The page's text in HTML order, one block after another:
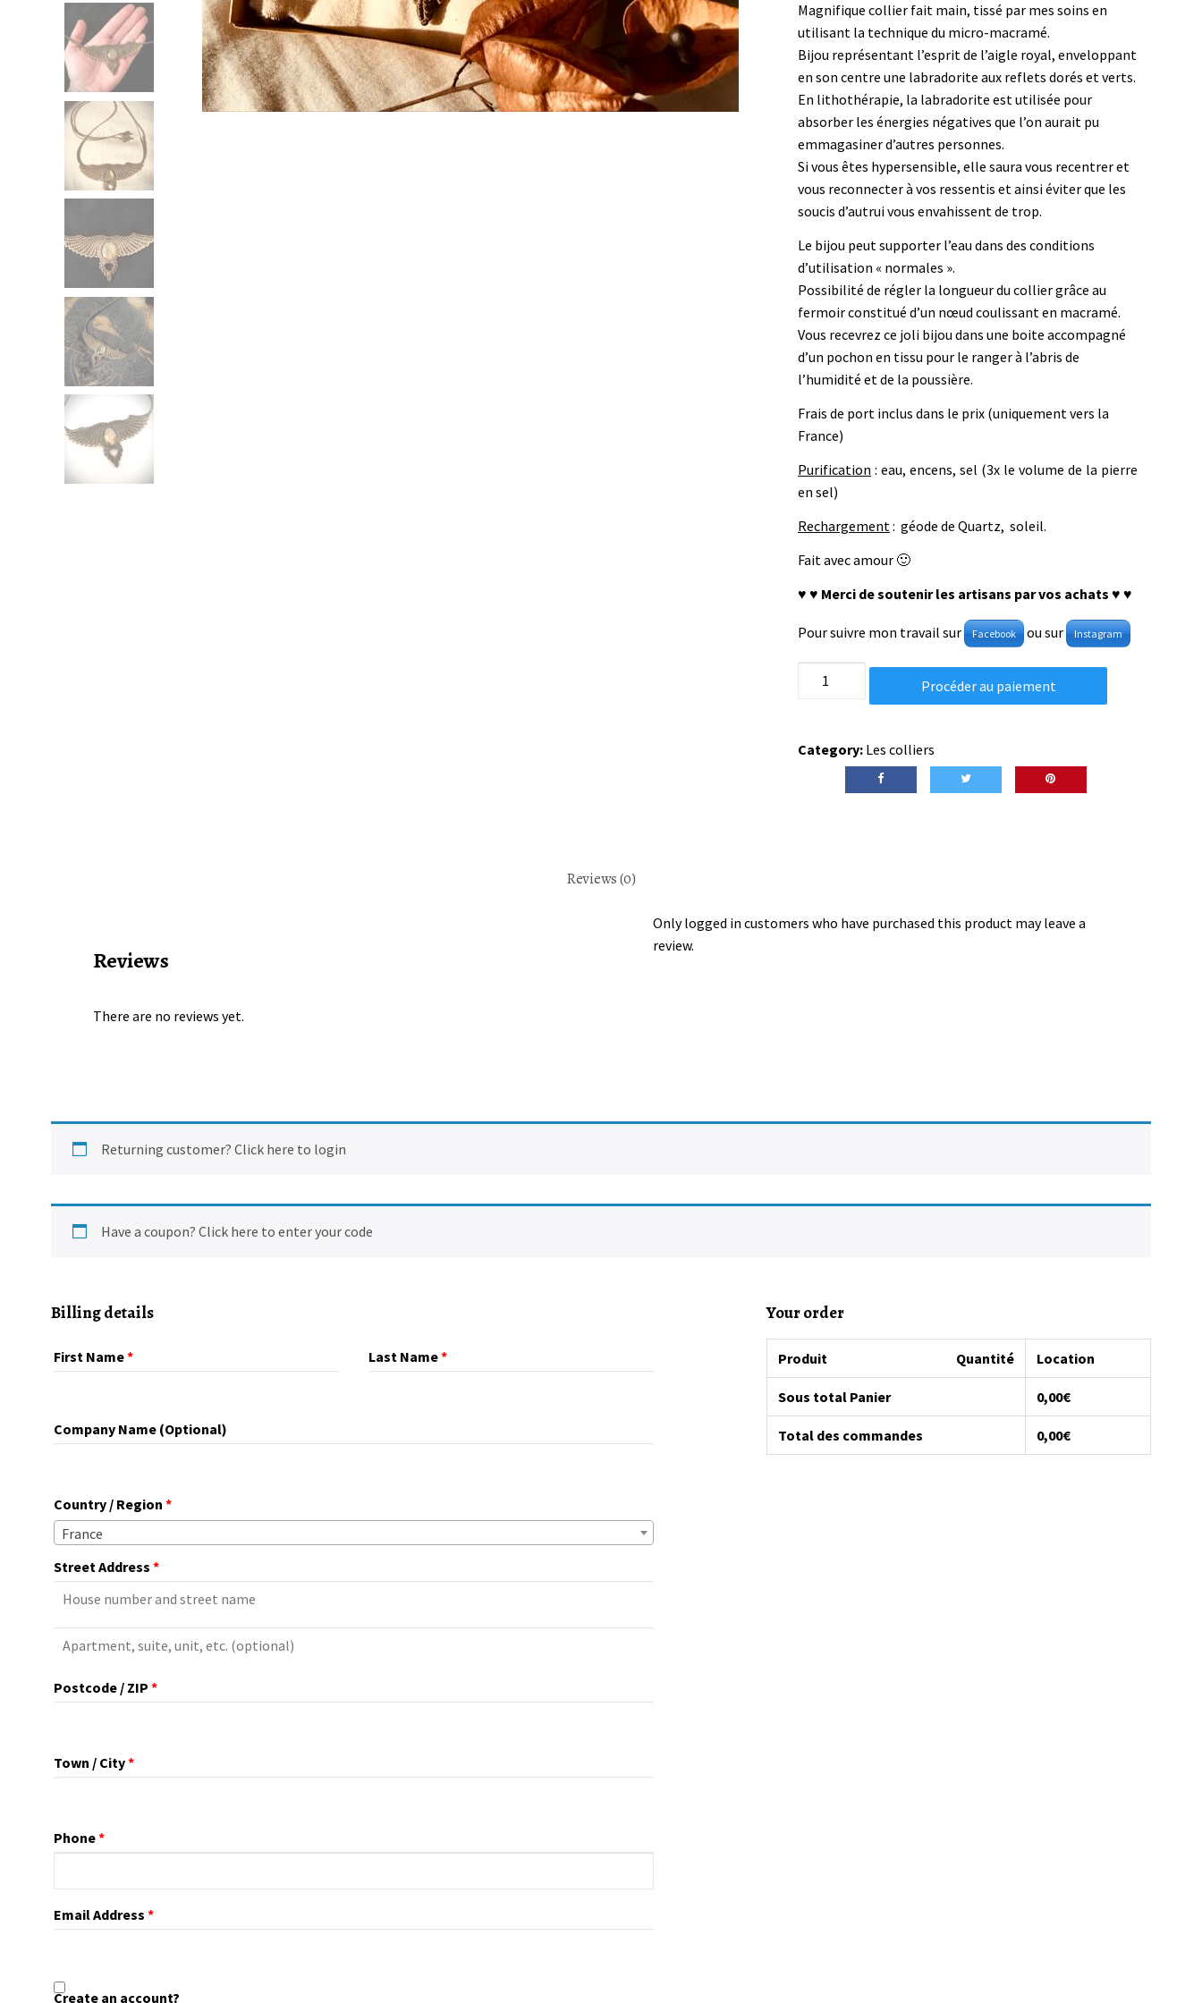
Magnifique collier fait main, tissé par mes soins en
utilisant la technique du micro-macramé.
Bijou représentant l’esprit de l’aigle royal, enveloppant
en son centre une labradorite aux reflets dorés et verts.
En lithothérapie, la labradorite est utilisée pour
absorber les énergies négatives que l’on aurait pu
emmagasiner d’autres personnes.
Si vous êtes hypersensible, elle saura vous recentrer et
vous reconnecter à vos ressentis et ainsi éviter que les
soucis d’autrui vous envahissent de trop.
Le bijou peut supporter l’eau dans des conditions
d’utilisation « normales ».
Possibilité de régler la longueur du collier grâce au
fermoir constitué d’un nœud coulissant en macramé.
Vous recevrez ce joli bijou dans une boite accompagné
d’un pochon en tissu pour le ranger à l’abris de
l’humidité et de la poussière.
Frais de port inclus dans le prix (uniquement vers la
France)
Purification : eau, encens, sel (3x le volume de la pierre
en sel)
Rechargement : géode de Quartz, soleil.
Fait avec amour 🙂
♥ ♥ Merci de soutenir les artisans par vos achats ♥ ♥
Pour suivre mon travail sur Facebook ou sur Instagram
-
Procéder au paiement
Category: Les colliers
Reviews (0)
Reviews
There are no reviews yet.
Only logged in customers who have purchased this product may leave a
review.
Returning customer? Click here to login
Have a coupon? Click here to enter your code
Billing details
First Name* Last Name*
Company Name (optional)
Country / Region *
France
Street Address *
Apartment,
Unit,
Postcode / ZIP *
Town / City*
Phone*
Email Address *
Create an account?
Your order
Produit Quantité Location
Sous total Panier 0,00€
Total des commandes 0,00€